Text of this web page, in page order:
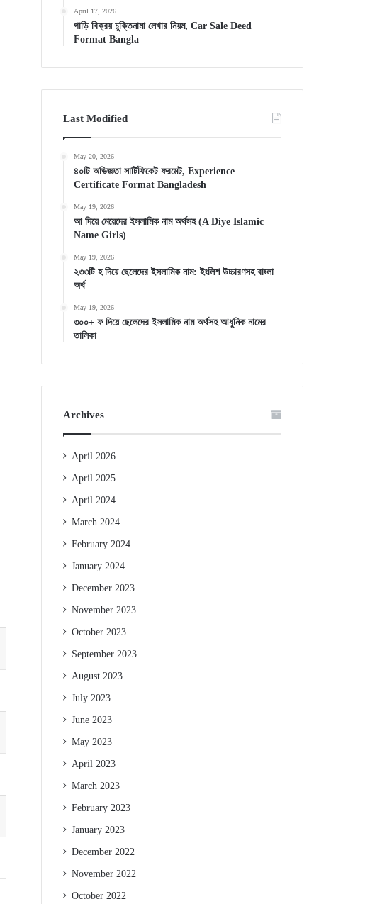
April 17, 2026
গাড়ি বিক্রয় চুক্তিনামা লেখার নিয়ম, Car Sale Deed
Format Bangla
Last Modified
May 20, 2026
৪০টি অভিজ্ঞতা সার্টিফিকেট ফরমেট, Experience
Certificate Format Bangladesh
May 19, 2026
আ দিয়ে মেয়েদের ইসলামিক নাম অর্থসহ (A Diye Islamic
Name Girls)
May 19, 2026
২৩৩টি হ দিয়ে ছেলেদের ইসলামিক নাম: ইংলিশ উচ্চারণসহ বাংলা
অর্থ
May 19, 2026
৩০০+ ফ দিয়ে ছেলেদের ইসলামিক নাম অর্থসহ আধুনিক নামের
তালিকা
Archives
April 2026
April 2025
April 2024
March 2024
February 2024
January 2024
December 2023
November 2023
October 2023
September 2023
August 2023
July 2023
June 2023
May 2023
April 2023
March 2023
February 2023
January 2023
December 2022
November 2022
October 2022